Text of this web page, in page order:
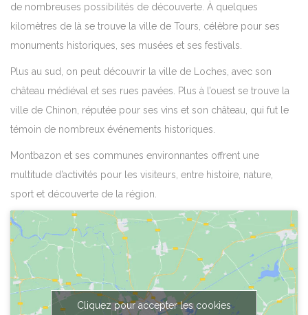
de nombreuses possibilités de découverte. À quelques
kilomètres de là se trouve la ville de Tours, célèbre pour ses
monuments historiques, ses musées et ses festivals.
Plus au sud, on peut découvrir la ville de Loches, avec son
château médiéval et ses rues pavées. Plus à l’ouest se trouve la
ville de Chinon, réputée pour ses vins et son château, qui fut le
témoin de nombreux événements historiques.
Montbazon et ses communes environnantes offrent une
multitude d’activités pour les visiteurs, entre histoire, nature,
sport et découverte de la région.
Cliquez pour accepter les cookies